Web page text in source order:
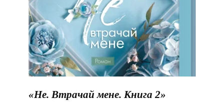
«Не. Втрачай мене. Книга 2»